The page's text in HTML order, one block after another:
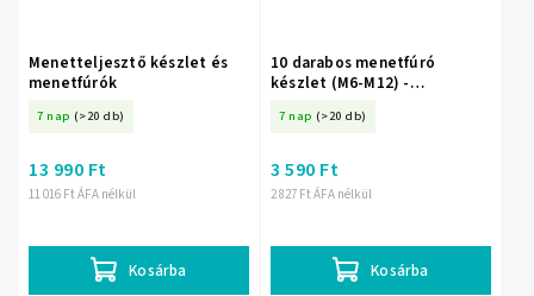
Menetteljesztő készlet és
menetfúrók
7 nap (>20 db)
11 016 Ft ÁFA nélkül
13 990 Ft
Kosárba
10 darabos menetfúró
készlet (M6-M12) -
M12 méretben
7 nap (>20 db)
2 827 Ft ÁFA nélkül
3 590 Ft
Kosárba